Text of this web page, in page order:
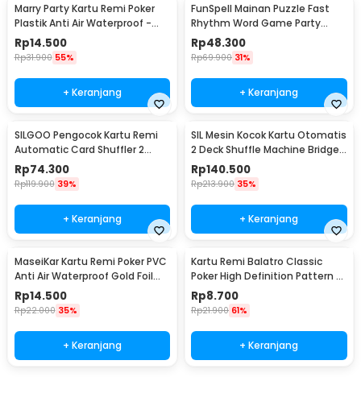
Marry Party Kartu Remi Poker
Plastik Anti Air Waterproof -
MP788
Rp14.500
Rp31.900 55%
+ Keranjang
FunSpell Mainan Puzzle Fast
Rhythm Word Game Party
Board Toy - BMP2
Rp48.300
Rp69.900 31%
+ Keranjang
SILGOO Pengocok Kartu Remi
Automatic Card Shuffler 2
Deck Games Kabel USB - SG19
Rp74.300
Rp119.900 39%
+ Keranjang
SIL Mesin Kocok Kartu Otomatis
2 Deck Shuffle Machine Bridge
UNO Games Sensor Induksi - S-
44
Rp140.500
Rp213.900 35%
+ Keranjang
MaseiKar Kartu Remi Poker PVC
Anti Air Waterproof Gold Foil
Dollar - D935
Rp14.500
Rp22.000 35%
+ Keranjang
Kartu Remi Balatro Classic
Poker High Definition Pattern -
BS1067
Rp8.700
Rp21.900 61%
+ Keranjang